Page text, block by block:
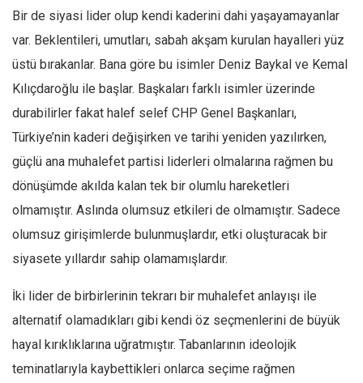
7 soruda bu hafta
Ekonomi
Spor
Manzara
Hayat
Türkiye
Siyaset
Dünya
Afrika
İslam Dünyası
Bir de siyasi lider olup kendi kaderini dahi yaşayamayanlar
var. Beklentileri, umutları, sabah akşam kurulan hayalleri yüz
üstü bırakanlar. Bana göre bu isimler Deniz Baykal ve Kemal
Kılıçdaroğlu ile başlar. Başkaları farklı isimler üzerinde
durabilirler fakat halef selef CHP Genel Başkanları,
Türkiye’nin kaderi değişirken ve tarihi yeniden yazılırken,
güçlü ana muhalefet partisi liderleri olmalarına rağmen bu
dönüşümde akılda kalan tek bir olumlu hareketleri
olmamıştır. Aslında olumsuz etkileri de olmamıştır. Sadece
olumsuz girişimlerde bulunmuşlardır, etki oluşturacak bir
siyasete yıllardır sahip olamamışlardır.
İki lider de birbirlerinin tekrarı bir muhalefet anlayışı ile
alternatif olamadıkları gibi kendi öz seçmenlerini de büyük
hayal kırıklıklarına uğratmıştır. Tabanlarının ideolojik
teminatlarıyla kaybettikleri onlarca seçime rağmen